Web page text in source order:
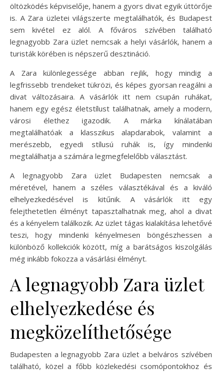
öltözködés képviselője, hanem a gyors divat egyik úttörője
is. A Zara üzletei világszerte megtalálhatók, és Budapest
sem kivétel ez alól. A főváros szívében található
legnagyobb Zara üzlet nemcsak a helyi vásárlók, hanem a
turisták körében is népszerű desztináció.
A Zara különlegessége abban rejlik, hogy mindig a
legfrissebb trendeket tükrözi, és képes gyorsan reagálni a
divat változásaira. A vásárlók itt nem csupán ruhákat,
hanem egy egész életstílust találhatnak, amely a modern,
városi élethez igazodik. A márka kínálatában
megtalálhatóak a klasszikus alapdarabok, valamint a
merészebb, egyedi stílusú ruhák is, így mindenki
megtalálhatja a számára legmegfelelőbb választást.
A legnagyobb Zara üzlet Budapesten nemcsak a
méretével, hanem a széles választékával és a kiváló
elhelyezkedésével is kitűnik. A vásárlók itt egy
felejthetetlen élményt tapasztalhatnak meg, ahol a divat
és a kényelem találkozik. Az üzlet tágas kialakítása lehetővé
teszi, hogy mindenki kényelmesen böngészhessen a
különböző kollekciók között, míg a barátságos kiszolgálás
még inkább fokozza a vásárlási élményt.
A legnagyobb Zara üzlet
elhelyezkedése és
megközelíthetősége
Budapesten a legnagyobb Zara üzlet a belváros szívében
található, közel a főbb közlekedési csomópontokhoz és